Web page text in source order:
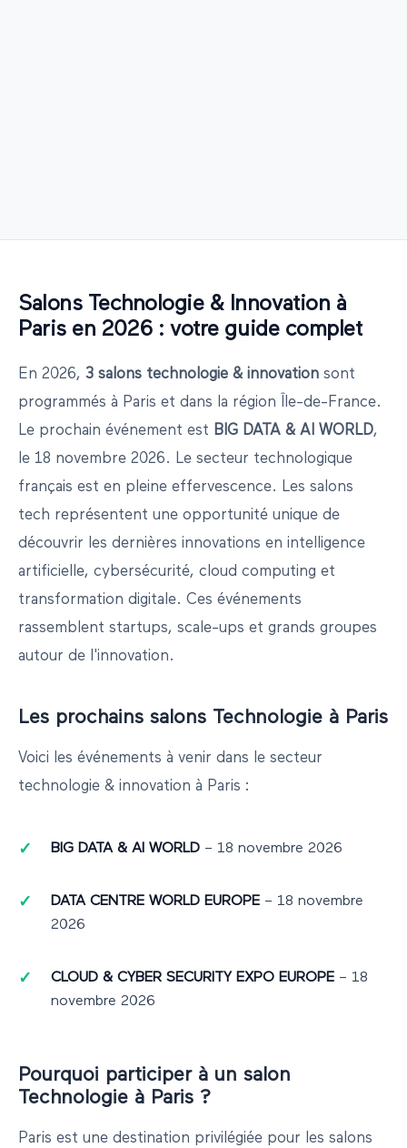
Salons Technologie & Innovation à
Parisen 2026: votre guide complet
En 2026, 3 salons technologie & innovation sont
programmés à Paris et dans la région Île-de-France.
Le prochain événement est BIG DATA & AI WORLD,
le 18 novembre 2026. Le secteur technologique
français est en pleine effervescence. Les salons
tech représentent une opportunité unique de
découvrir les dernières innovations en intelligence
artificielle, cybersécurité, cloud computing et
transformation digitale. Ces événements
rassemblent startups, scale-ups et grands groupes
autour de l'innovation.
Les prochains salons Technologie à Paris
Voici les événements à venir dans le secteur
technologie & innovation à Paris :
BIG DATA & AI WORLD – 18 novembre 2026
DATA CENTRE WORLD EUROPE – 18 novembre
2026
CLOUD & CYBER SECURITY EXPO EUROPE – 18
novembre 2026
Pourquoi participer à un salon
Technologie à Paris ?
Paris est une destination privilégiée pour les salons